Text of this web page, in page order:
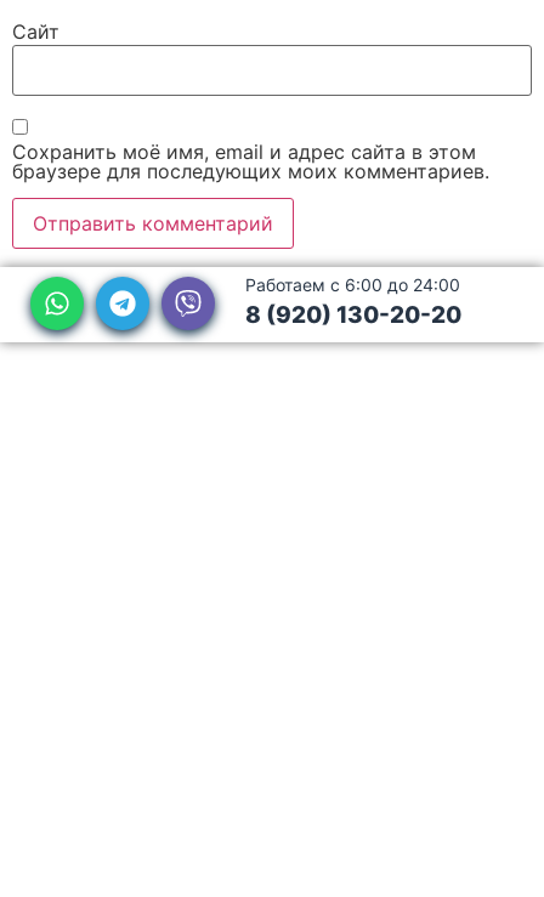
Сайт
Сохранить моё имя, email и адрес сайта в этом
браузере для последующих моих комментариев.
Работаем с 6:00 до 24:00
8 (920) 130-20-20